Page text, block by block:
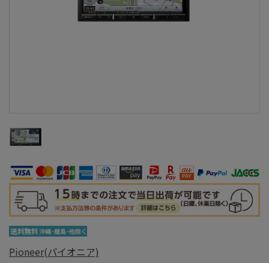
Pioneer(パイオニア)